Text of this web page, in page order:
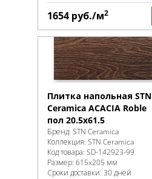
1654 руб./м2
Плитка напольная STN
Ceramica ACACIA Roble
пол 20.5х61.5
Бренд: STN Ceramica
Коллекция: STN Ceramica
Код товара: SD-142923-99
Размер: 615x205 мм
Сроки доставки: 30 дней